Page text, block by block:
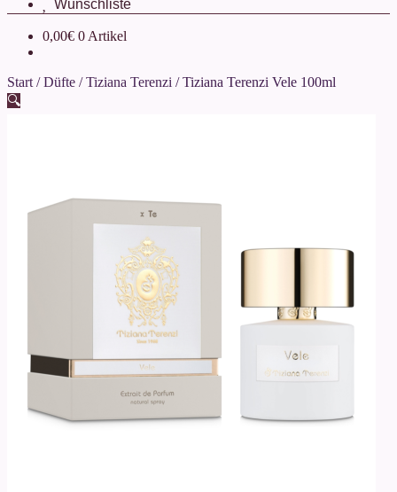
0,00€ 0 Artikel
Start /Düfte /Tiziana Terenzi /Tiziana Terenzi Vele 100ml
🔍